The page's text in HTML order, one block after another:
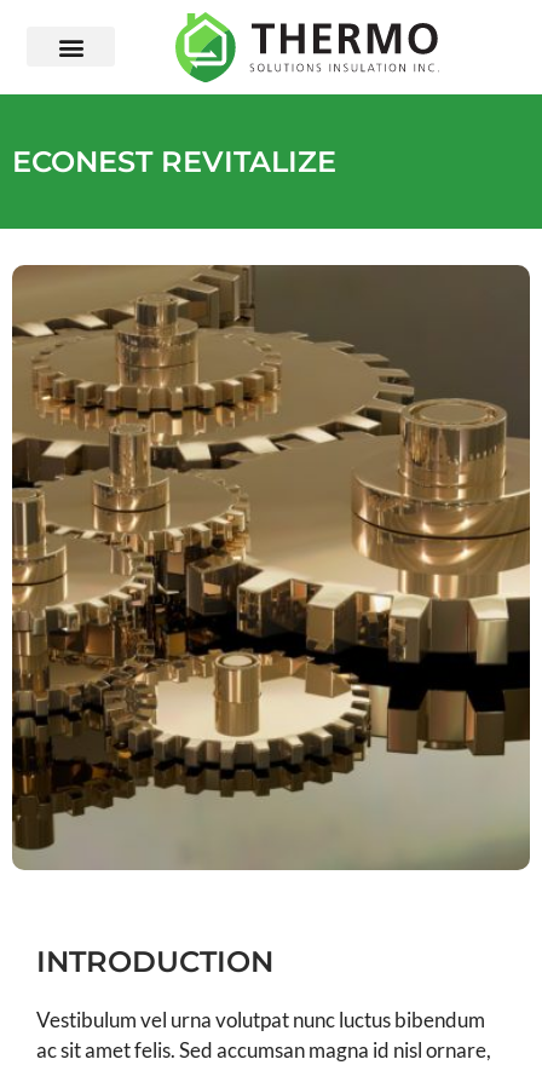
ECONEST REVITALIZE
INTRODUCTION
Vestibulum vel urna volutpat nunc luctus bibendum
ac sit amet felis. Sed accumsan magna id nisl ornare,